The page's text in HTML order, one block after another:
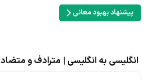
پیشنهاد بهبود معانی
انگلیسی به انگلیسی | مترادف و متضاد treacle